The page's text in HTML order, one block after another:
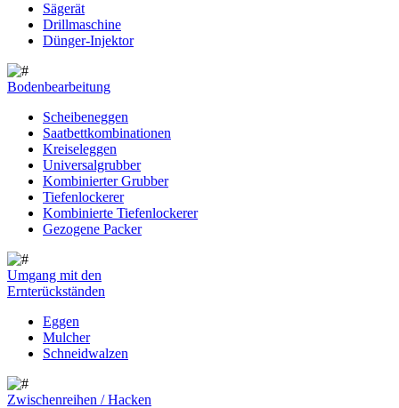
Sägerät
Drillmaschine
Dünger-Injektor
Bodenbearbeitung
Scheibeneggen
Saatbettkombinationen
Kreiseleggen
Universalgrubber
Kombinierter Grubber
Tiefenlockerer
Kombinierte Tiefenlockerer
Gezogene Packer
Umgang mit den
Ernterückständen
Eggen
Mulcher
Schneidwalzen
Zwischenreihen / Hacken